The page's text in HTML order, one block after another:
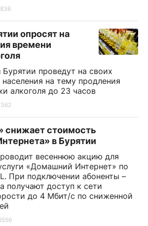
опросят на
времени
проведут на своих
на тему продления
алкоголя до 23 часов
снижает стоимость
в Бурятии
весеннюю акцию для
«Домашний Интернет» по
При подключении абоненты –
получают доступ к сети
до 4 Мбит/с по сниженной